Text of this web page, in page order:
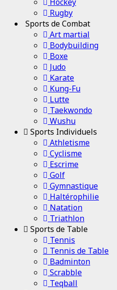
Rugby
Sports de Combat
Art martial
Bodybuilding
Boxe
Judo
Karate
Kung-Fu
Lutte
Taekwondo
Wushu
Sports Individuels
Athletisme
Cyclisme
Escrime
Golf
Gymnastique
Haltérophilie
Natation
Triathlon
Sports de Table
Tennis
Tennis de Table
Badminton
Scrabble
Teqball